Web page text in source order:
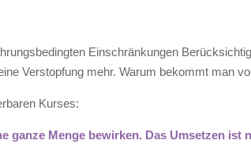
Einschränkungen
Verstopfung mehr. Warum bekommt man
Kurses:
ganze Menge bewirken. Das Umsetzen